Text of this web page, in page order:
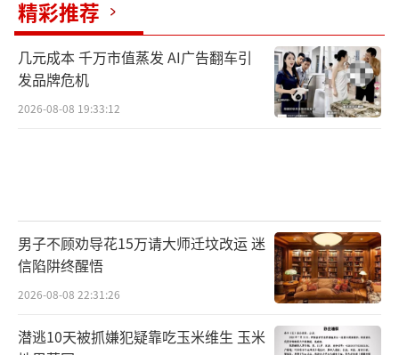
精彩推荐
几元成本 千万市值蒸发 AI广告翻车引
发品牌危机
2026-08-08 19:33:12
男子不顾劝导花15万请大师迁坟改运 迷
信陷阱终醒悟
2026-08-08 22:31:26
潜逃10天被抓嫌犯疑靠吃玉米维生 玉米